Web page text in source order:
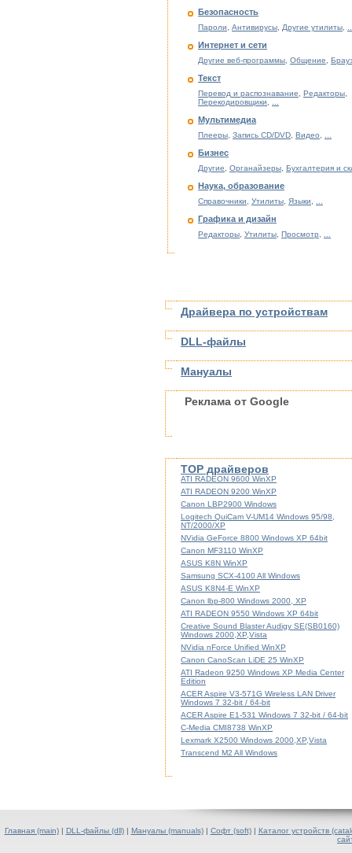
Безопасность
Пароли, Антивирусы, Другие утилиты,
Интернет и сети
Другие веб-программы, Общение,
Текст
Перевод и распознавание, Редакторы,
Перекодировщики, ...
Мультимедиа
Плееры, Запись CD/DVD, Видео, ...
Бизнес
Другие, Органайзеры, Бухгалтерия и
Наука, образование
Справочники, Утилиты, Языки, ...
Графика и дизайн
Редакторы, Утилиты, Просмотр, ...
Драйвера по устройствам
DLL-файлы
Мануалы
Реклама от Google
TOP драйверов
ATI RADEON 9600 WinXP
ATI RADEON 9200 WinXP
Canon LBP2900 Windows
Logitech QuiCam V-UM14 Windows 95/98,
NT/2000/XP
NVidia GeForce 8800 Windows XP 64bit
Canon MF3110 WinXP
ASUS K8N WinXP
Samsung SCX-4100 All Windows
ASUS K8N4-E WinXP
Canon lbp-800 Windows 2000, XP
ATI RADEON 9550 Windows XP 64bit
Creative Sound Blaster Audigy SE(SB0160)
Windows 2000,XP,Vista
NVidia nForce Unified WinXP
Canon CanoScan LiDE 25 WinXP
ATI Radeon 9250 Windows XP Media Center
Edition
ACER Aspire V3-571G Wireless LAN Driver
Windows 7 32-bit / 64-bit
ACER Aspire E1-531 Windows 7 32-bit / 64-bit
C-Media CMI8738 WinXP
Lexmark X2500 Windows 2000,XP,Vista
Transcend M2 All Windows
Главная (main)| DLL-файлы (dll)| Мануалы (manuals)| Софт (soft)|
Каталог устройств